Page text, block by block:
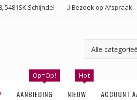
5481SK Schijndel Bezoek op Afspraak
AANBIEDING
Op=Op!
NIEUW
Hot
ACCOUNT